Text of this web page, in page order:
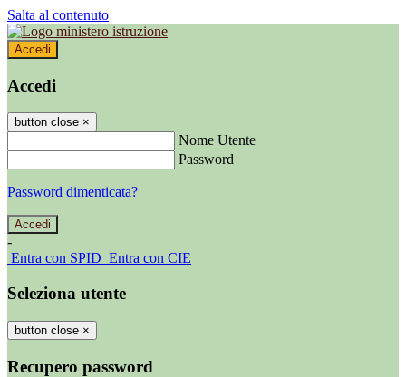
Salta al contenuto
Accedi
Accedi
button close ×
Nome Utente
Password
Password dimenticata?
-
Entra con SPID Entra con CIE
Seleziona utente
button close ×
Recupero password